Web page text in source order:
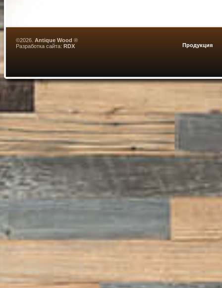
©2026. Antique Wood ®
Разработка сайта: RDX Продукция